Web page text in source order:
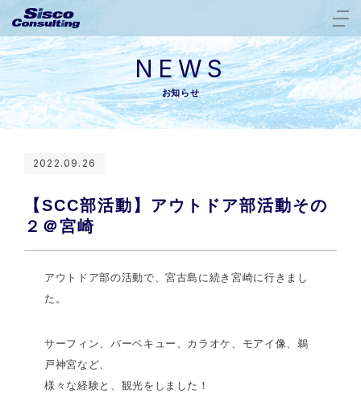
NEWS
お知らせ
2022.09.26
【SCC部活動】アウトドア部活動その
２＠宮崎
アウトドア部の活動で、宮古島に続き宮崎に行きまし
た。
サーフィン、バーベキュー、カラオケ、モアイ像、鵜
戸神宮など、
様々な経験と、観光をしました！